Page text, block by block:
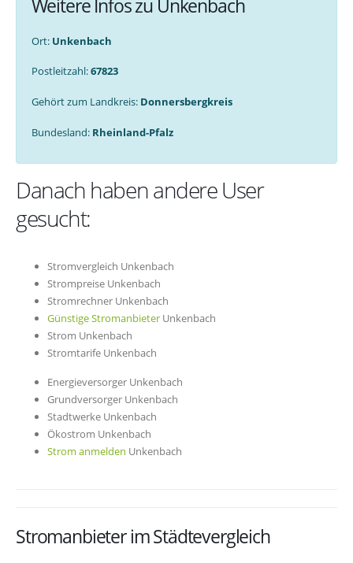
Weitere Infos zu Unkenbach
Ort: Unkenbach
Postleitzahl:67823
Gehört zum Landkreis: Donnersbergkreis
Bundesland: Rheinland-Pfalz
Danach haben andere User
gesucht:
Stromvergleich Unkenbach
Strompreise Unkenbach
Stromrechner Unkenbach
Günstige Stromanbieter Unkenbach
Strom Unkenbach
Stromtarife Unkenbach
Energieversorger Unkenbach
Grundversorger Unkenbach
Stadtwerke Unkenbach
Ökostrom Unkenbach
Strom anmelden Unkenbach
Stromanbieter im Städtevergleich